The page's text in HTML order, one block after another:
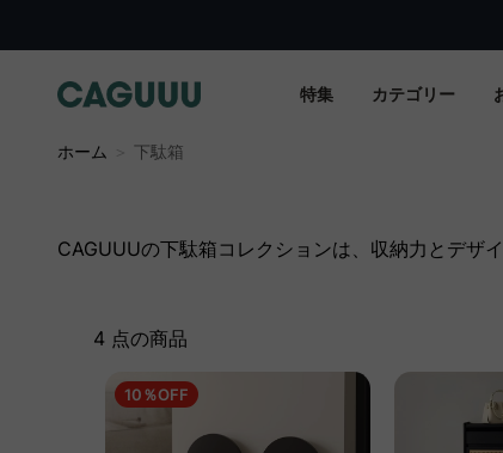
特集 カテゴリー
ホーム
下駄箱
CAGUUUの下駄箱コレクションは、収納力とデザ
4 点の商品
10％OFF